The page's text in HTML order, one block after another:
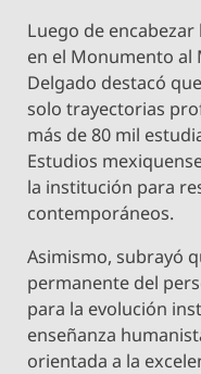
Luego de
en el Monumento al
Delgado destacó
solo trayectorias
más de 80 mil
Estudios
la institución para
contemporáneos.
Asimismo, subrayó
permanente del
para la evolución
enseñanza
orientada a la